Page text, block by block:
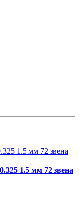
1.5 мм 72 звена